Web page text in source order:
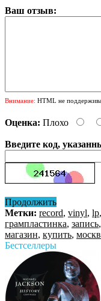
Ваш отзыв:
Внимание: HTML не
Оценка: Плохо
Введите код,
Продолжить
Метки: record, vinyl, lp,
грампластинка, запись,
магазин, купить,
Бестселлеры